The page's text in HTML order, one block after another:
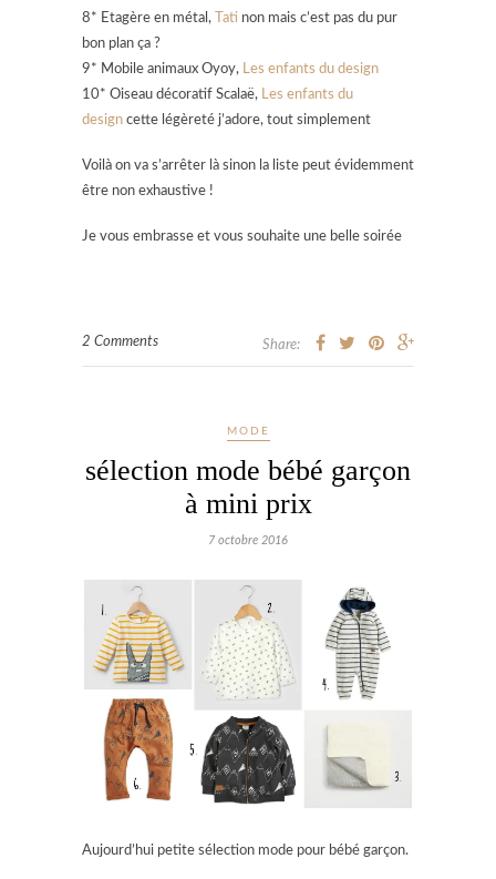
8* Etagère en métal,
Tati non mais c’est pas du pur
bon plan ça ?
9* Mobile animaux Oyoy, Les enfants du design
10* Oiseau décoratif Scalaë, Les enfants du
design cette légèreté j’adore, tout simplement
Voilà on va s’arrêter là sinon la liste peut évidemment
être non exhaustive !
Je vous embrasse et vous souhaite une belle soirée
2 Comments Share:
MODE
sélection mode bébé garçon
à mini prix
7 octobre 2016
Aujourd’hui petite sélection mode pour bébé garçon.